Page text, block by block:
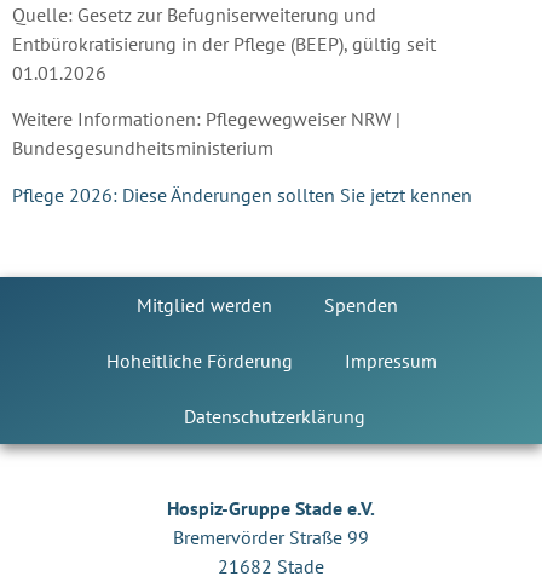
Quelle: Gesetz zur Befugniserweiterung und
Entbürokratisierung in der Pflege (BEEP), gültig seit
01.01.2026
Weitere Informationen: Pflegewegweiser NRW |
Bundesgesundheitsministerium
Pflege 2026: Diese Änderungen sollten Sie jetzt kennen
Mitglied werden Spenden
Hoheitliche Förderung Impressum
Datenschutzerklärung
Hospiz-Gruppe Stade e.V.
Bremervörder Straße 99
21682 Stade